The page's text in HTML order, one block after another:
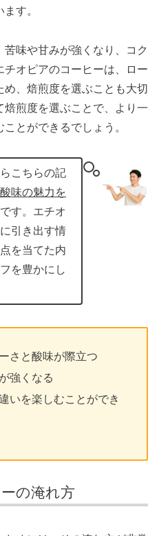
す。
味や甘みが強くなり、コク
オピアのコーヒーは、ロー
、焙煎度を選ぶことも大切
煎度を選ぶことで、より一
とができるでしょう。
こちらの記
味の魅力を
す。エチオ
引き出す情
を当てた内
を豊かにし
さと酸味が際立つ
強くなる
いを楽しむことができ
の淹れ方